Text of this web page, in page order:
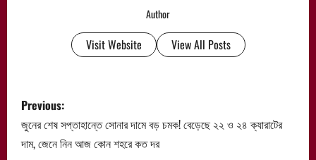
Author
Visit Website View All Posts
P
o
Previous:
জুনের শেষ সপ্তাহান্তে সোনার দামে বড় চমক! বেড়েছে ২২ ও ২৪ ক্যারাটের
দাম, জেনে নিন আজ কোন শহরে কত দর